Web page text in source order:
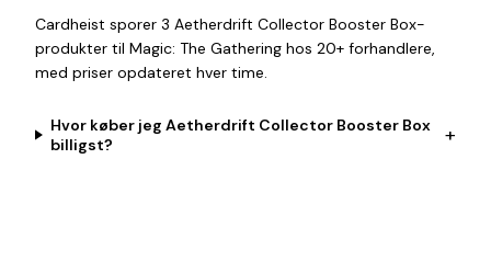
Cardheist sporer 3 Aetherdrift Collector Booster Box-
produkter til Magic: The Gathering hos 20+ forhandlere,
med priser opdateret hver time.
Hvor køber jeg Aetherdrift Collector Booster Box
billigst?
+